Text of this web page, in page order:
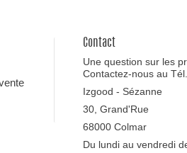
Contact
Une question sur les
Contactez-nous au
Izgood - Sézanne
30, Grand'Rue
68000 Colmar
Du lundi au vendredi